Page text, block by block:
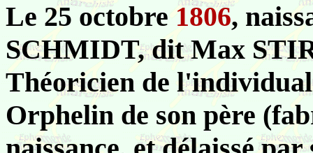
Le 25 octobre 1806,
SCHMIDT, dit Max
Théoricien de
Orphelin de son père